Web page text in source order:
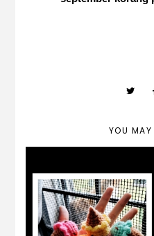
YOU
january 2021 |